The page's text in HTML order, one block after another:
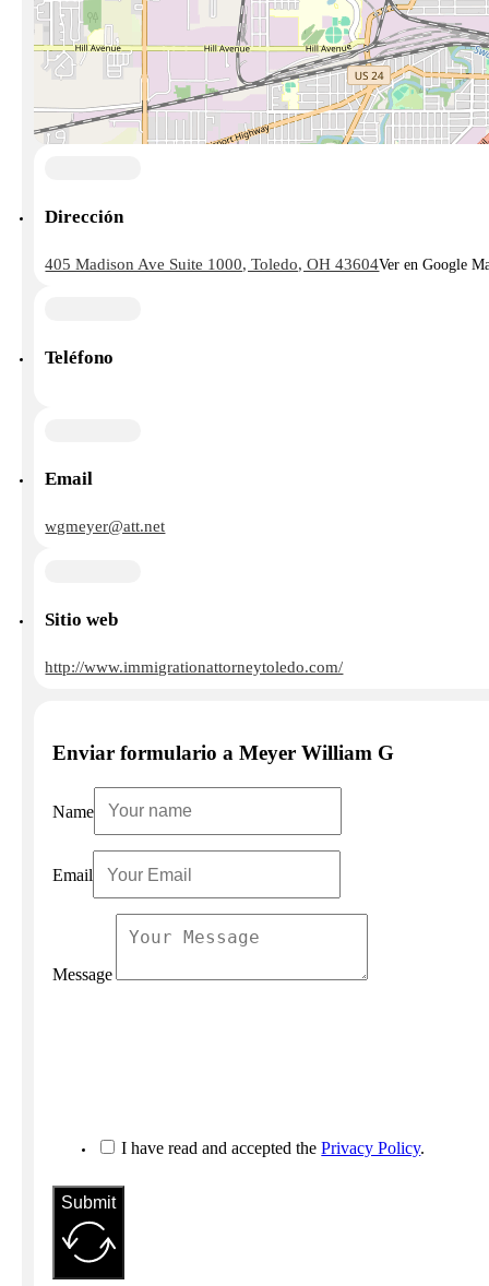
Dirección
405 Madison Ave Suite 1000, Toledo, OH 43604Ver en Google
Teléfono
Email
wgmeyer@att.net
Sitio web
http://www.immigrationattorneytoledo.com/
Enviar formulario a Meyer William G
Name
Email
Message
I have read and accepted thePrivacy Policy.
Submit